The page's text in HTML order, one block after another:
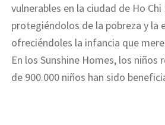
vulnerables en la ciudad de Ho
protegiéndolos de la pobreza y la
ofreciéndoles la infancia que
En los Sunshine Homes, los
de 900.000 niños han sido